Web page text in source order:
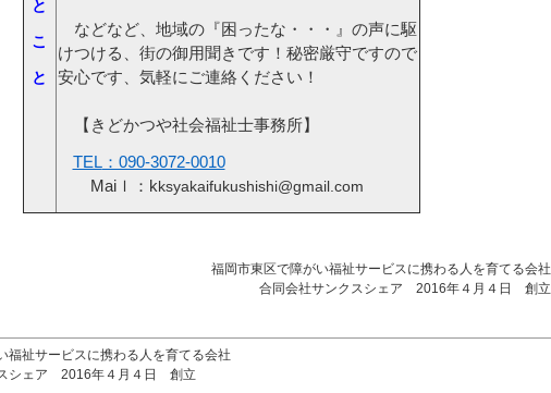
と
こ
と
などなど、地域の『困ったな・・・』の声に駆
けつける、街の御用聞きです！秘密厳守ですので
安心です、気軽にご連絡ください！
【きどかつや社会福祉士事務所】
TEL：090-3072-0010
Maiｌ：kksyakaifukushishi@gmail.com
福岡市東区で障がい福祉サービスに携わる人を育てる会社
合同会社サンクスシェア 2016年４月４日 創立
福祉サービスに携わる人を育てる会社
シェア 2016年４月４日 創立